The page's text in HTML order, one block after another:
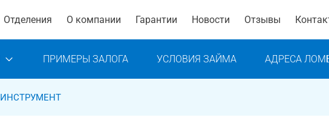
Отделения О компании Гарантии Новости Отзывы
ПРИМЕРЫ ЗАЛОГА УСЛОВИЯ ЗАЙМА АДРЕСА
ИНСТРУМЕНТ